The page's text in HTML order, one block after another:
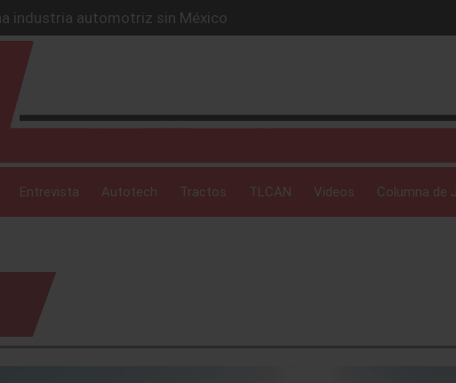
industria automotriz sin México
mexicano que busca cambiar la movilidad.
su crecimiento en México con electrificación y experiencia
las 22,900 unidades y consolida su crecimiento en México durante
de su red de concesionarios en un mercado cada vez más
Entrevista Autotech Tractos TLCAN Videos Columna de